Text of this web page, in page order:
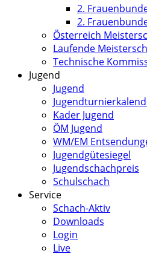
2.
2.
Österreich
Laufende
Technische
Jugend
Jugend
Kader Jugend
ÖM Jugend
WM/EM
Jugendgütesiegel
Jugendschachpreis
Schulschach
Service
Schach-Aktiv
Downloads
Login
Live